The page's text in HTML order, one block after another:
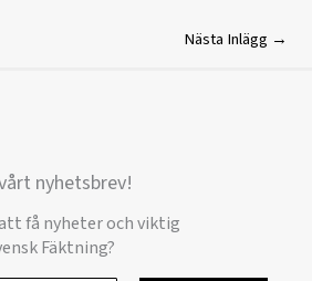
Nästa Inlägg →
nyhetsbrev!
få nyheter och viktig
Fäktning?